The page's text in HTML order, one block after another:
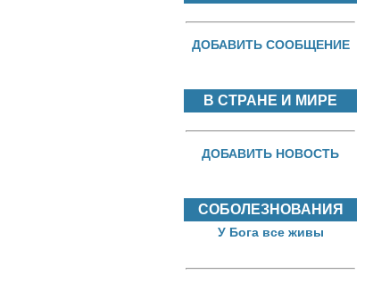
ДОБАВИТЬ СООБЩЕНИЕ
В СТРАНЕ И МИРЕ
ДОБАВИТЬ НОВОСТЬ
СОБОЛЕЗНОВАНИЯ
У Бога все живы